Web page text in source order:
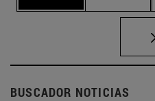
BUSCADOR NOTICIAS